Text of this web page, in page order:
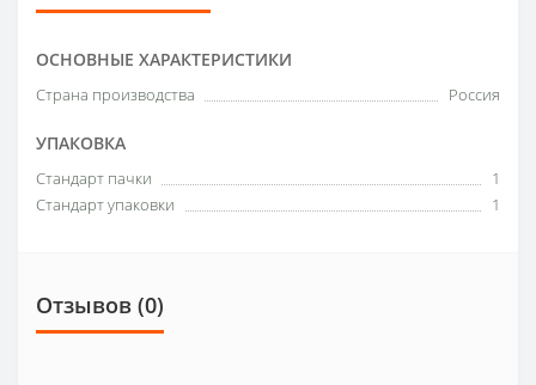
ОСНОВНЫЕ ХАРАКТЕРИСТИКИ
Страна производства Россия
УПАКОВКА
Стандарт пачки
1
Стандарт упаковки
1
Отзывов (0)